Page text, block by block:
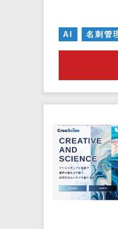
AI 名刺管